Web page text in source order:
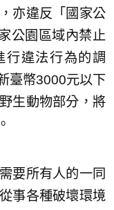
亦違反「國家公
公園區域內禁止
行違法行為的調
臺幣3000元以下
生動物部分，將
要所有人的一同
事各種破壞環境